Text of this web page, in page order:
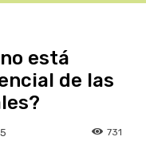
está
de las
731